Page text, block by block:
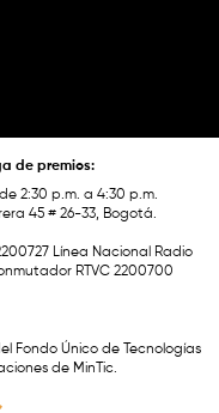
de premios:
2:30 p.m. a 4:30 p.m.
45 # 26-33, Bogotá.
Línea Nacional Radio
RTVC 2200700
Fondo Único de Tecnologías
de MinTic.